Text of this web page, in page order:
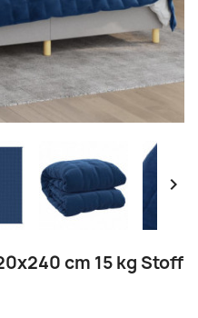

cm 15 kg Stoff